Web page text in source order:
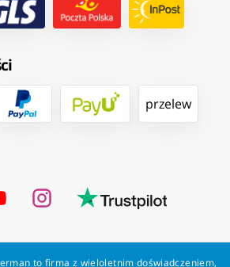
przelew
to firma z wieloletnim doświadczeniem,